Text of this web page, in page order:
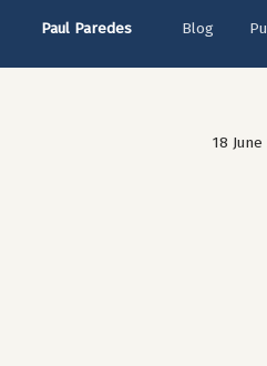
Paul Paredes Blog
18 June